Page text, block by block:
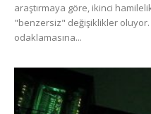
araştırmaya göre, ikinci
"benzersiz" değişiklikler
odaklamasına...